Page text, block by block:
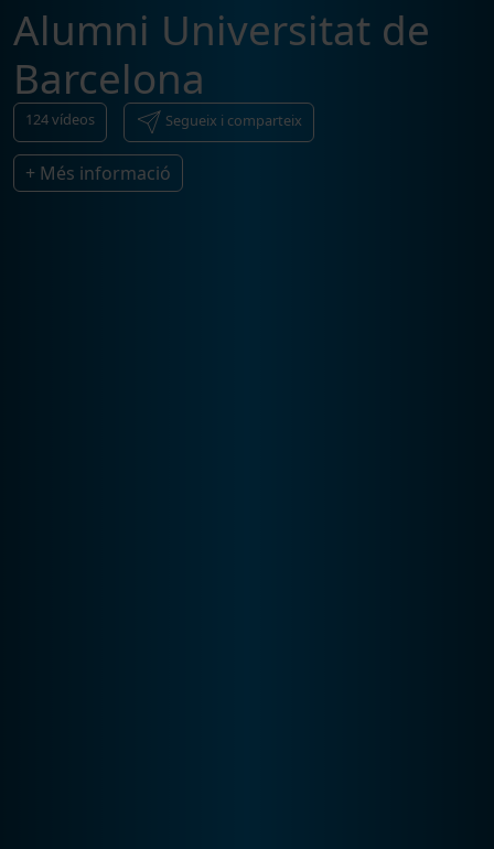
Alumni Universitat de
Barcelona
124vídeos Segueix i comparteix
+ Més informació